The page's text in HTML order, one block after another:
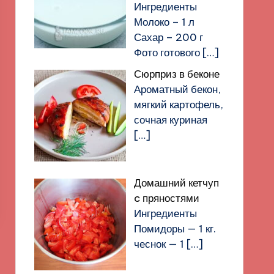
Ингредиенты
Молоко – 1 л
Сахар – 200 г
Фото готового […]
Сюрприз в беконе
Ароматный бекон,
мягкий картофель,
сочная куриная
[…]
Домашний кетчуп
c пряностями
Ингредиенты
Помидоры — 1 кг.
чеснок — 1 […]